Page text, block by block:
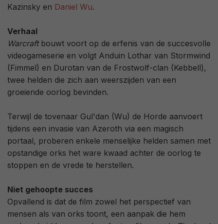
Kazinsky en Daniel Wu.
Verhaal
Warcraftbouwt voort op de erfenis van de succesvolle
videogameserie en volgt Anduin Lothar van Stormwind
(Fimmel) en Durotan van de Frostwolf-clan (Kebbell),
twee helden die zich aan weerszijden van een
groeiende oorlog bevinden.
Terwijl de tovenaar Gul'dan (Wu) de Horde aanvoert
tijdens een invasie van Azeroth via een magisch
portaal, proberen enkele menselijke helden samen met
opstandige orks het ware kwaad achter de oorlog te
stoppen en de vrede te herstellen.
Niet gehoopte succes
Opvallend is dat de film zowel het perspectief van
mensen als van orks toont, een aanpak die hem